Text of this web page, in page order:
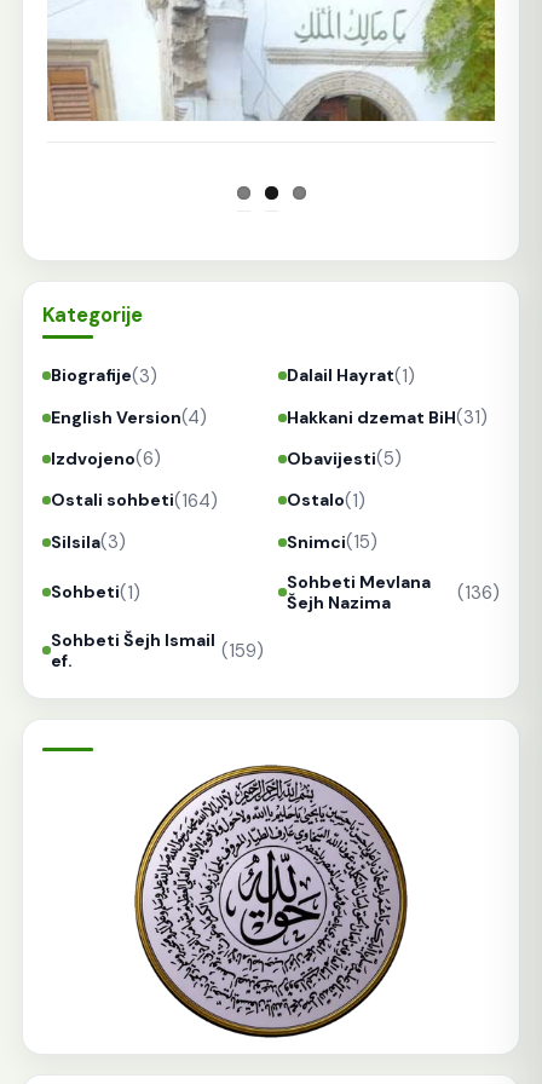
Kategorije
Biografije(3) Dalail Hayrat(1)
English Version(4) Hakkani dzemat BiH(31)
Izdvojeno(6) Obavijesti(5)
Ostali sohbeti(164) Ostalo(1)
Silsila(3) Snimci(15)
Sohbeti(1)
Sohbeti Mevlana
Šejh Nazima
(136)
Sohbeti Šejh Ismail
ef.
(159)